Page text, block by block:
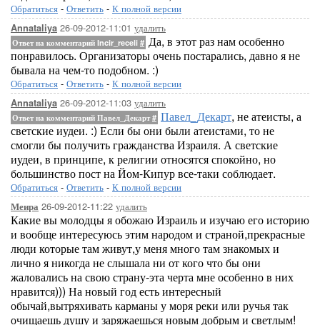
Обратиться - Ответить - К полной версии
Annataliya 26-09-2012-11:01 удалить
Ответ на комментарий Incir_receli # Да, в этот раз нам особенно
понравилось. Организаторы очень постарались, давно я не
бывала на чем-то подобном. :)
Обратиться - Ответить - К полной версии
Annataliya 26-09-2012-11:03 удалить
Ответ на комментарий Павел_Декарт# Павел_Декарт, не атеисты, а
светские иудеи. :) Если бы они были атеистами, то не
смогли бы получить гражданства Израиля. А светские
иудеи, в принципе, к религии относятся спокойно, но
большинство пост на Йом-Кипур все-таки соблюдает.
Обратиться - Ответить - К полной версии
Меира 26-09-2012-11:22 удалить
Какие вы молодцы я обожаю Израиль и изучаю его историю
и вообще интересуюсь этим народом и страной,прекрасные
люди которые там живут,у меня много там знакомых и
лично я никогда не слышала ни от кого что бы они
жаловались на свою страну-эта черта мне особенно в них
нравится))) На новый год есть интересный
обычай,вытряхивать карманы у моря реки или ручья так
очищаешь душу и заряжаешься новым добрым и светлым!